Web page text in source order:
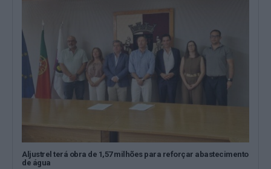
Aljustrel terá obra de 1,57 milhões para reforçar abastecimento
de água